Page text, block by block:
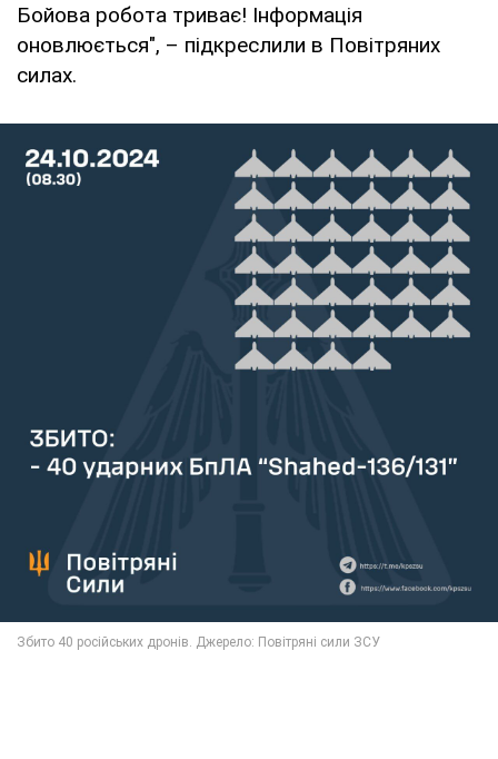
Бойова робота триває! Інформація
оновлюється", – підкреслили в Повітряних
силах.